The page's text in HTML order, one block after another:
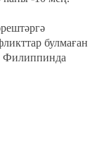
булмаған
Филиппинда